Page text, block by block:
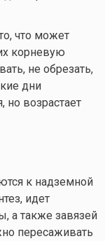
, что может
корневую
не обрезать,
дни
но возрастает
к надземной
идет
а также завязей
пересаживать